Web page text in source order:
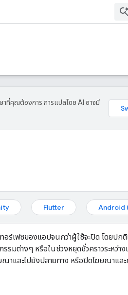
าที่คุณต้องการ การแปลโดย AI อาจมี
Flutter Android
เฟซของแอปจนกว่าผู้ใช้จะปิด โดยปกติ
มต่างๆ หรือในช่วงหยุดชั่วคราวระหว่า
ณาและไปยังปลายทาง หรือปิดโฆษณาแล